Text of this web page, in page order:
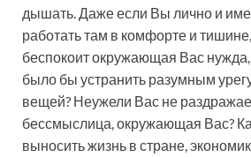
дышать. Даже если Вы лично и
работать там в комфорте и
беспокоит окружающая Вас
было бы устранить разумным
вещей? Неужели Вас не
бессмыслица, окружающая Вас?
выносить жизнь в стране,